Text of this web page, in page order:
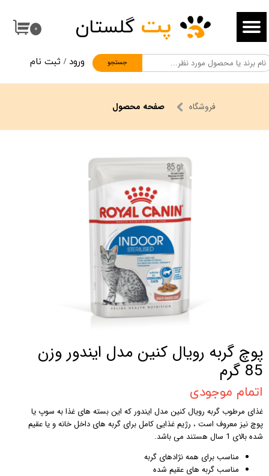
۰
جستجو
پت گلستان
ورود / ثبت نام
حساب کاربری من
تغییر گذر واژه
سفارشات
خروج از حساب کاربری
فروشگاه صفحه محصول
پوچ گربه رویال کنین مدل ایندور وزن
85 گرم
اتمام موجودی
غذای مرطوب گربه رویال کنین مدل ایندور که این بسته های غذا به سوپ یا
پوچ نیز معروف است ، رژیم غذایی کامل برای گربه های داخل خانه و یا عقیم
شده بالای 1 سال هستند می باشد.
مناسب برای همه نژادهای گربه
مناسب گربه های عقیم شده